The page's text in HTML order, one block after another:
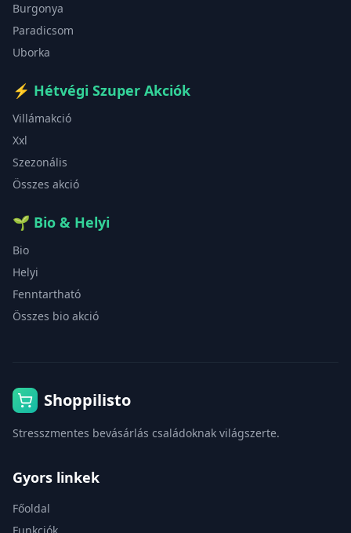
Burgonya
Paradicsom
Uborka
⚡ Hétvégi Szuper Akciók
Villámakció
Xxl
Szezonális
Összes akció
🌱 Bio & Helyi
Bio
Helyi
Fenntartható
Összes bio akció
Shoppilisto
Stresszmentes bevásárlás családoknak világszerte.
Gyors linkek
Főoldal